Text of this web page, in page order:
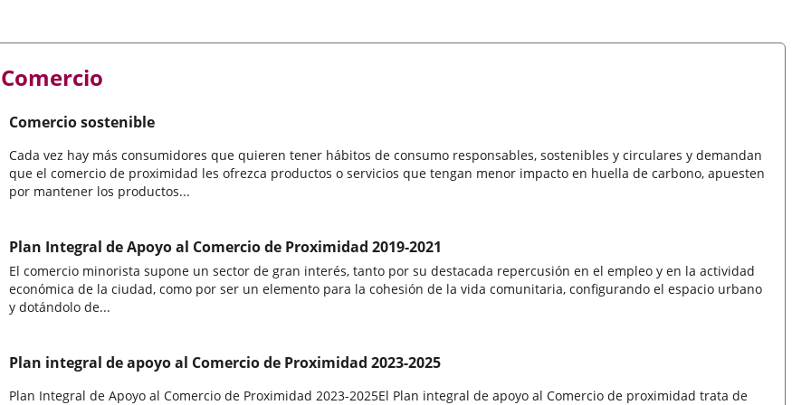
Comercio
Comercio sostenible
Cada vez hay más consumidores que quieren tener hábitos de consumo responsables, sostenibles y circulares y demandan
que el comercio de proximidad les ofrezca productos o servicios que tengan menor impacto en huella de carbono, apuesten
por mantener los productos...
Plan Integral de Apoyo al Comercio de Proximidad 2019-2021
El comercio minorista supone un sector de gran interés, tanto por su destacada repercusión en el empleo y en la actividad
económica de la ciudad, como por ser un elemento para la cohesión de la vida comunitaria, configurando el espacio urbano
y dotándolo de...
Plan integral de apoyo al Comercio de Proximidad 2023-2025
Plan Integral de Apoyo al Comercio de Proximidad 2023-2025El Plan integral de apoyo al Comercio de proximidad trata de